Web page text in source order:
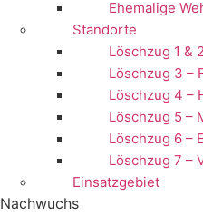
Ehemalige
Standorte
Löschzug 1 &
Löschzug 3 –
Löschzug 4 –
Löschzug 5 –
Löschzug 6 –
Löschzug 7 –
Einsatzgebiet
Nachwuchs